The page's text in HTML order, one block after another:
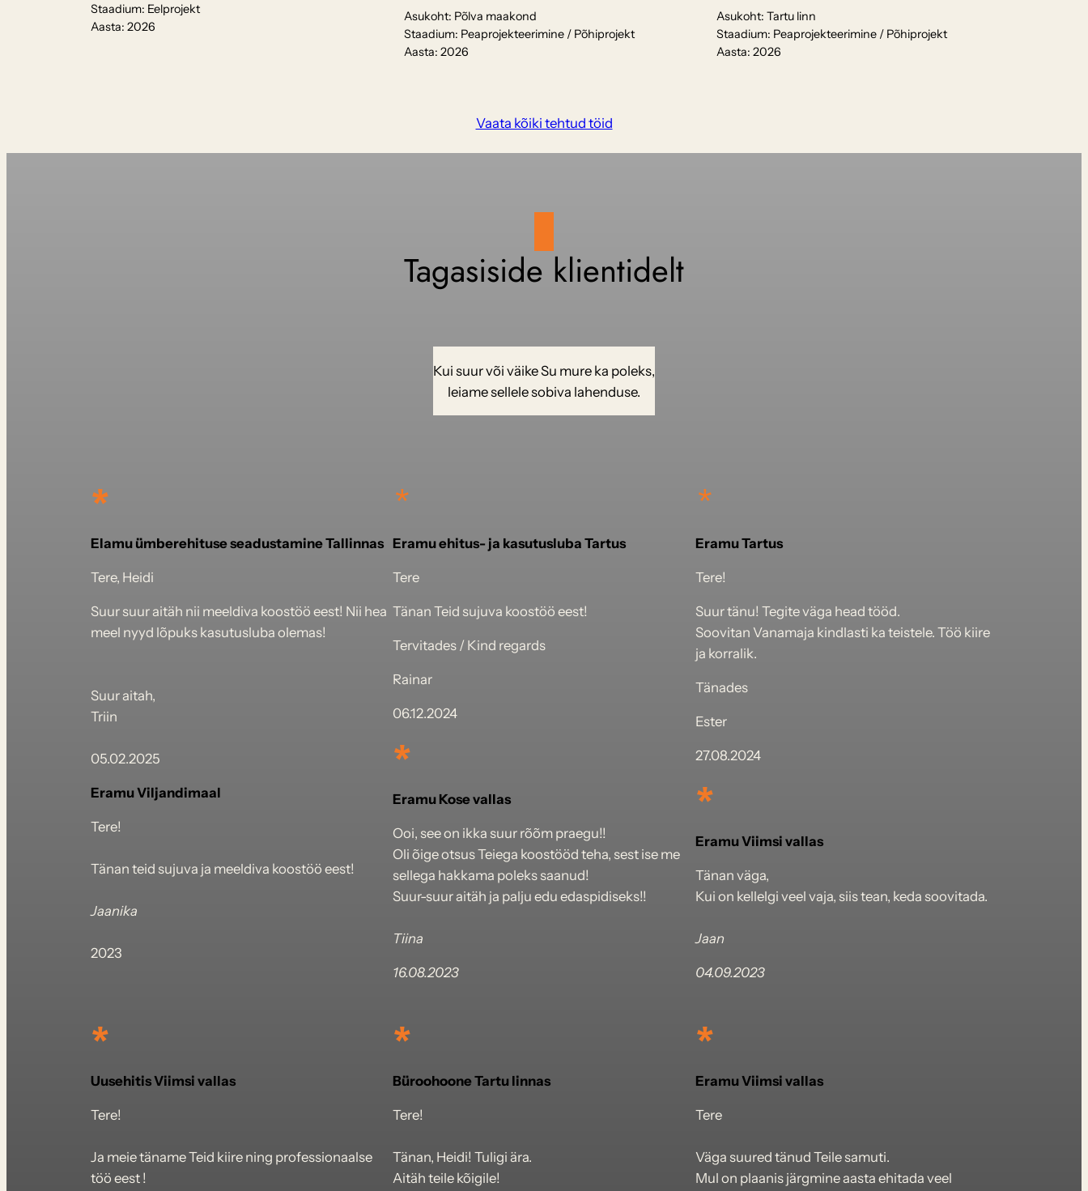
Staadium: Eelprojekt
Aasta: 2026
Asukoht: Põlva maakond
Staadium: Peaprojekteerimine / Põhiprojekt
Aasta: 2026
Asukoht:Tartu linn
Staadium: Peaprojekteerimine / Põhiprojekt
Aasta:2026
Vaata kõiki tehtud töid
Tagasiside klientidelt
Kui suur või väike Su mure ka poleks,
leiame sellele sobiva lahenduse.
*
Elamu ümberehituse seadustamine Tallinnas
Tere, Heidi
Suur suur aitäh nii meeldiva koostöö eest! Nii hea
meel nyyd lõpuks kasutusluba olemas!
Suur aitah,
Triin
05.02.2025
Eramu Viljandimaal
Tere!
Tänan teid sujuva ja meeldiva koostöö eest!
Jaanika
2023
*
Eramu ehitus- ja kasutusluba Tartus
Tere
Tänan Teid sujuva koostöö eest!
Tervitades / Kind regards
Rainar
06.12.2024
*
Eramu Kose vallas
Ooi, see on ikka suur rõõm praegu!!
Oli õige otsus Teiega koostööd teha, sest ise me
sellega hakkama poleks saanud!
Suur-suur aitäh ja palju edu edaspidiseks!!
Tiina
16.08.2023
*
Eramu Tartus
Tere!
Suur tänu! Tegite väga head tööd.
Soovitan Vanamaja kindlasti ka teistele. Töö kiire
ja korralik.
Tänades
Ester
27.08.2024
*
Eramu Viimsi vallas
Tänan väga,
Kui on kellelgi veel vaja, siis tean, keda soovitada.
Jaan
04.09.2023
*
Uusehitis Viimsi vallas
Tere!
Ja meie täname Teid kiire ning professionaalse
töö eest !
*
Büroohoone Tartu linnas
Tere!
Tänan, Heidi! Tuligi ära.
Aitäh teile kõigile!
*
Eramu Viimsi vallas
Tere
Väga suured tänud Teile samuti.
Mul on plaanis järgmine aasta ehitada veel